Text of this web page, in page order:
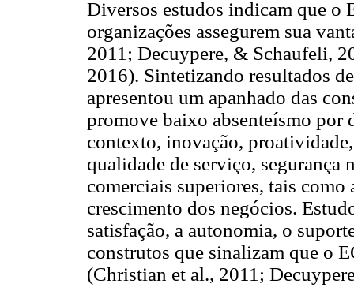
Diversos estudos indicam que o
organizações assegurem sua
2011; Decuypere, & Schaufeli,
2016). Sintetizando resultados
apresentou um apanhado das
promove baixo absenteísmo por
contexto, inovação,
qualidade de serviço, segurança
comerciais superiores, tais
crescimento dos negócios.
satisfação, a autonomia, o
construtos que sinalizam que o
(Christian et al., 2011;